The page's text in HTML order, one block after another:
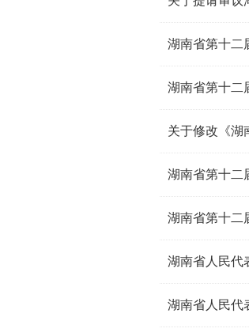
湖南省第十二
湖南省第十二
湖南省第十二
湖南省第十二